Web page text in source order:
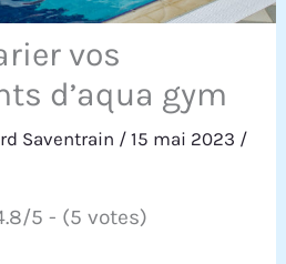
vos
d’aqua gym
Saventrain /15 mai 2023 /
5 - (5 votes)